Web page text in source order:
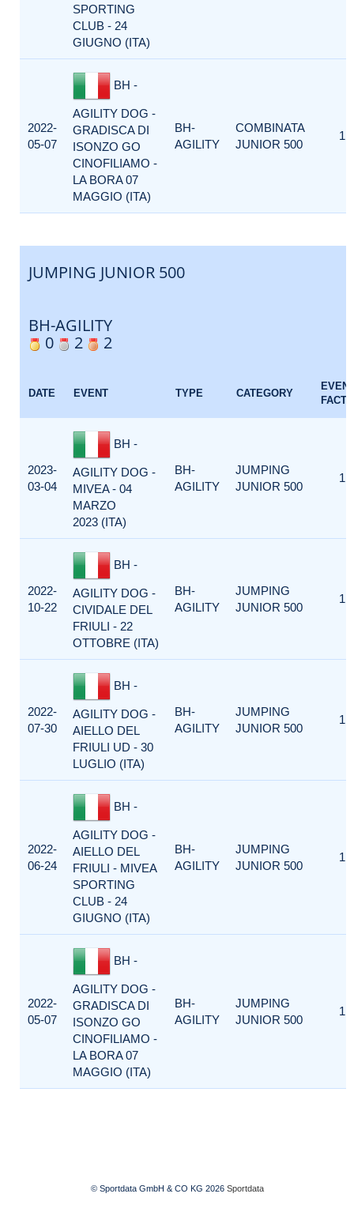
SPORTING
CLUB - 24
GIUGNO (ITA)
2022-
05-07
BH -
AGILITY DOG -
GRADISCA DI
ISONZO GO
CINOFILIAMO -
LA BORA 07
MAGGIO (ITA)
BH-
AGILITY
COMBINATA
JUNIOR 500
1
JUMPING JUNIOR 500
BH-AGILITY
0
2 2
DATE EVENT TYPE CATEGORY
2023-
03-04
BH -
AGILITY DOG -
MIVEA - 04
MARZO
2023 (ITA)
BH-
AGILITY
JUMPING
JUNIOR 500
1
2022-
10-22
BH -
AGILITY DOG -
CIVIDALE DEL
FRIULI - 22
OTTOBRE (ITA)
BH-
AGILITY
JUMPING
JUNIOR 500
1
2022-
07-30
BH -
AGILITY DOG -
AIELLO DEL
FRIULI UD - 30
LUGLIO (ITA)
BH-
AGILITY
JUMPING
JUNIOR 500
1
2022-
06-24
BH -
AGILITY DOG -
AIELLO DEL
FRIULI - MIVEA
SPORTING
CLUB - 24
GIUGNO (ITA)
BH-
AGILITY
JUMPING
JUNIOR 500
1
2022-
05-07
BH -
AGILITY DOG -
GRADISCA DI
ISONZO GO
CINOFILIAMO -
LA BORA 07
MAGGIO (ITA)
BH-
AGILITY
JUMPING
JUNIOR 500
1
© Sportdata GmbH & CO KG 2026 Sportdata